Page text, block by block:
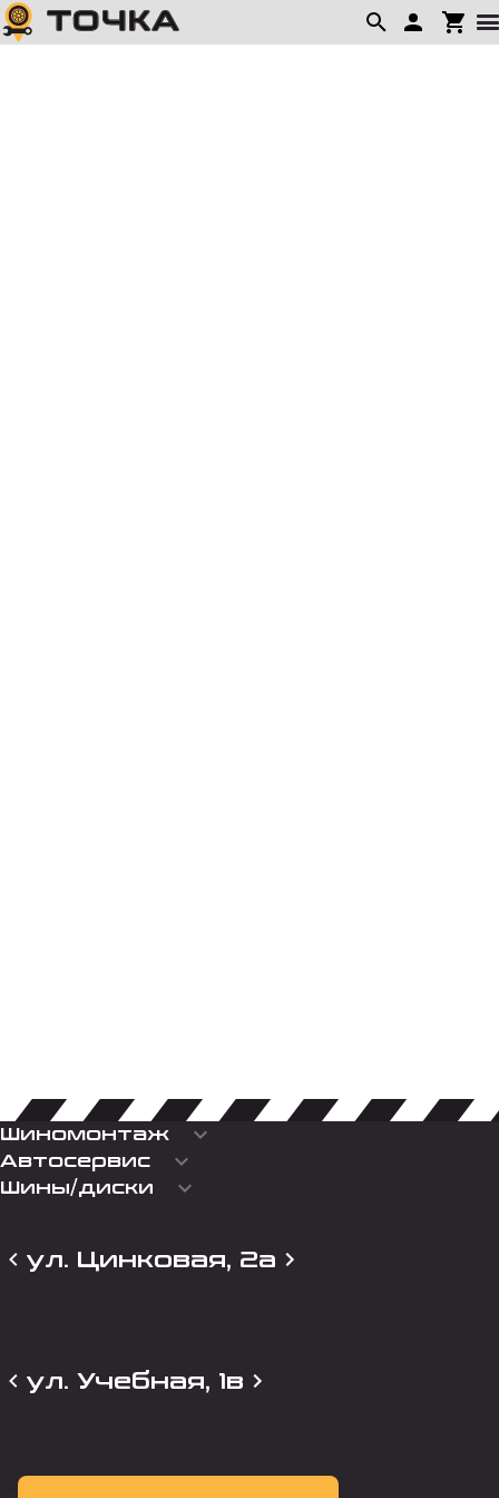
Шиномонтаж keyboard_arrow_down
Автосервис keyboard_arrow_down
Шины/диски keyboard_arrow_down
ул. Цинковая, 2а
ул. Учебная, 1в